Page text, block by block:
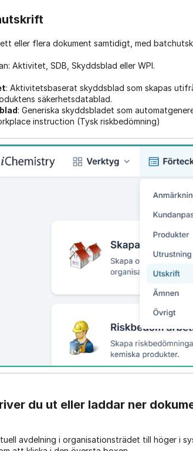
eller flera dokument samtidigt, med
Aktivitet, SDB, Skyddsblad eller WPI.
: Aktivitetsbaserat skyddsblad som skapas
säkerhetsdatablad.
: Generiska skyddsbladet som
instruction (Tysk riskbedömning)
du ut eller laddar ner
avdelning i organisationsträdet till höger i